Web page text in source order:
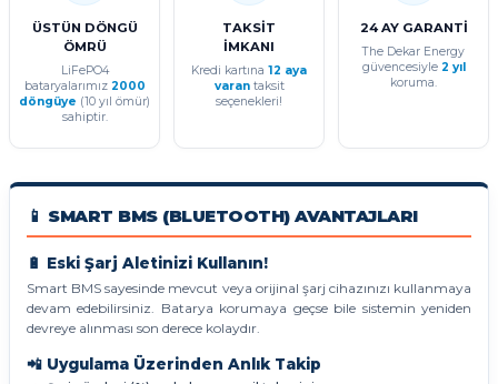
ÜSTÜN DÖNGÜ
ÖMRÜ
LiFePO4
bataryalarımız 2000
döngüye (10 yıl ömür)
sahiptir.
TAKSİT
İMKANI
Kredi kartına 12 aya
varantaksit
seçenekleri!
24 AY GARANTİ
The Dekar Energy
güvencesiyle 2 yıl
koruma.
📱 SMART BMS (BLUETOOTH) AVANTAJLARI
🔋 Eski Şarj Aletinizi Kullanın!
Smart BMS sayesinde mevcut veya orijinal şarj cihazınızı kullanmaya
devam edebilirsiniz. Batarya korumaya geçse bile sistemin yeniden
devreye alınması son derece kolaydır.
📲 Uygulama Üzerinden Anlık Takip